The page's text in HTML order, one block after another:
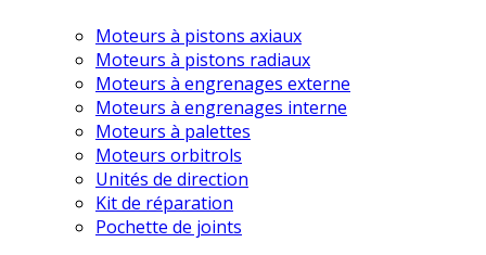
Moteurs à pistons axiaux
Moteurs à pistons radiaux
Moteurs à engrenages externe
Moteurs à engrenages interne
Moteurs à palettes
Moteurs orbitrols
Unités de direction
Kit de réparation
Pochette de joints